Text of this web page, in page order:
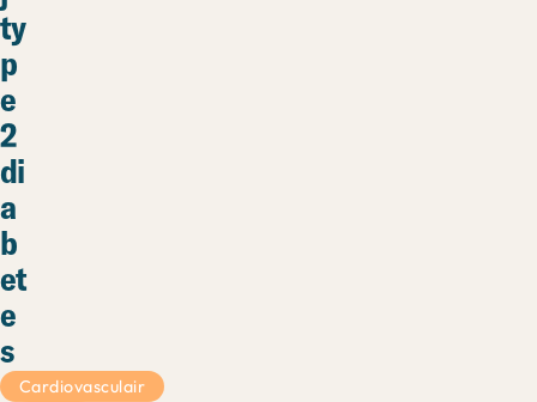
ty
p
e
2
di
a
b
et
e
s
Cardiovasculair